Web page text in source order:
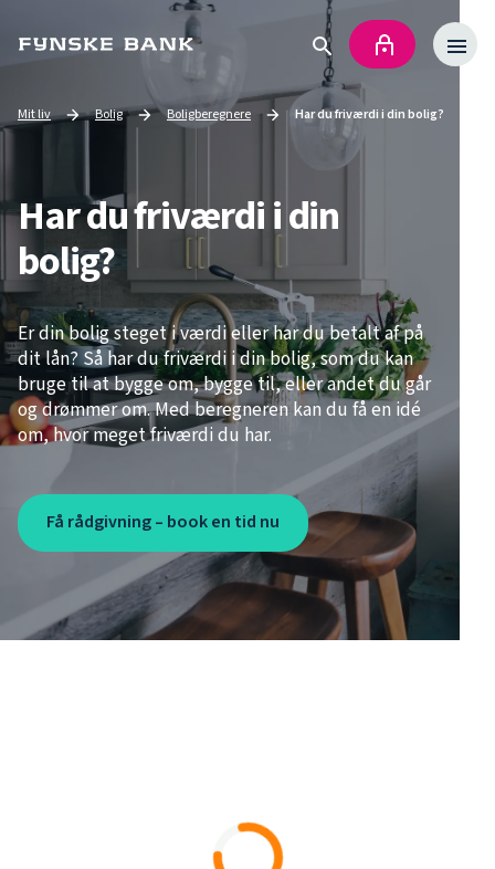
Mit liv
Go to BoligGo to Boligberegnere
Current page: Har du friværdi i din bolig?
Har du friværdi i din
bolig?
Er din bolig steget i værdi eller har du betalt af på
dit lån? Så har du friværdi i din bolig, som du kan
bruge til at bygge om, bygge til, eller andet du går
og drømmer om. Med beregneren kan du få en idé
om, hvor meget friværdi du har.
Få rådgivning – book en tid nu